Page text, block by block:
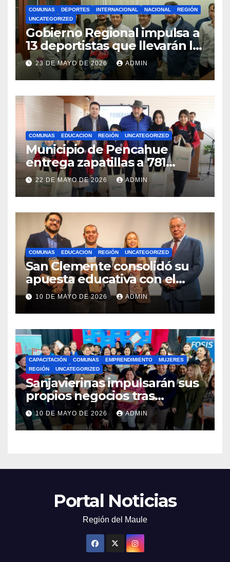
COMUNAS DEPORTES INTERNACIONAL NACIONAL
REGIÓN
UNCATEGORIZED
Gobierno Regional impulsa a
13 deportistas que llevarán la
bandera maulina a
competencias
internacionales
23 DE MAYO DE 2026 ADMIN
COMUNAS EDUCACION REGIÓN UNCATEGORIZED
Municipio de Pencahue
entrega zapatillas a 781
estudiantes con recursos del
Royalty Minero
22 DE MAYO DE 2026 ADMIN
COMUNAS EDUCACION REGIÓN UNCATEGORIZED
San Clemente consolidó su
apuesta educativa con el
lanzamiento del
Preuniversitario Brotes 2026
10 DE MAYO DE 2026 ADMIN
CAPACITACIÓN COMUNAS EMPRENDIMIENTO
MUJERES
REGIÓN
UNCATEGORIZED
Sanjavierinas impulsarán sus
propios negocios tras
capacitarse junto al FOSIS
10 DE MAYO DE 2026 ADMIN
Portal Noticias
Región del Maule